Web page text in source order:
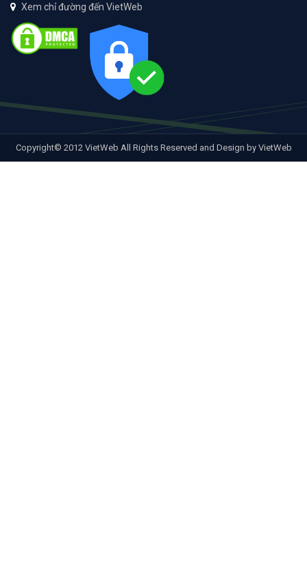
Xem chỉ đường đến VietWeb
Copyright© 2012 VietWeb All Rights Reserved and Design by VietWeb